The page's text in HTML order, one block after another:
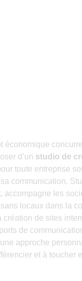
économique
d’un studio de
toute entreprise
communication.
accompagne les
locaux dans la
de sites
de
approche
et à toucher